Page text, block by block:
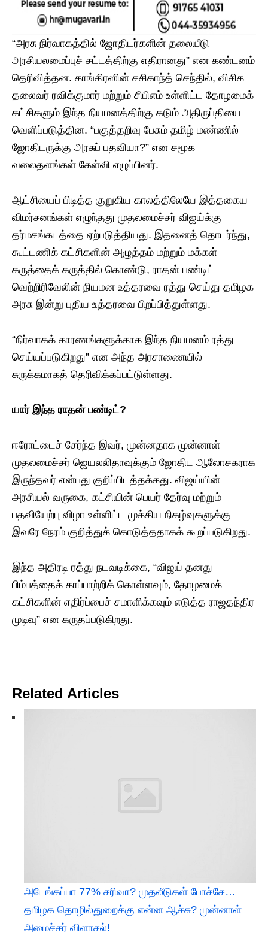
“அரசு நிர்வாகத்தில் ஜோதிடர்களின் தலையீடு
அரசியலமைப்புச் சட்டத்திற்கு எதிரானது” என கண்டனம்
தெரிவித்தன. காங்கிரஸின் சசிகாந்த் செந்தில், விசிக
தலைவர் ரவிக்குமார் மற்றும் சிபிஎம் உள்ளிட்ட தோழமைக்
கட்சிகளும் இந்த நியமனத்திற்கு கடும் அதிருப்தியை
வெளிப்படுத்தின. “பகுத்தறிவு பேசும் தமிழ் மண்ணில்
ஜோதிடருக்கு அரசுப் பதவியா?” என சமூக
வலைதளங்கள் கேள்வி எழுப்பினர்.
ஆட்சியைப் பிடித்த குறுகிய காலத்திலேயே இத்தகைய
விமர்சனங்கள் எழுந்தது முதலமைச்சர் விஜய்க்கு
தர்மசங்கடத்தை ஏற்படுத்தியது. இதனைத் தொடர்ந்து,
கூட்டணிக் கட்சிகளின் அழுத்தம் மற்றும் மக்கள்
கருத்தைக் கருத்தில் கொண்டு, ராதன் பண்டிட்
வெற்றிரிவேலின் நியமன உத்தரவை ரத்து செய்து தமிழக
அரசு இன்று புதிய உத்தரவை பிறப்பித்துள்ளது.
“நிர்வாகக் காரணங்களுக்காக இந்த நியமனம் ரத்து
செய்யப்படுகிறது” என அந்த அரசாணையில்
சுருக்கமாகத் தெரிவிக்கப்பட்டுள்ளது.
யார் இந்த ராதன் பண்டிட்?
ஈரோட்டைச் சேர்ந்த இவர், முன்னதாக முன்னாள்
முதலமைச்சர் ஜெயலலிதாவுக்கும் ஜோதிட ஆலோசகராக
இருந்தவர் என்பது குறிப்பிடத்தக்கது. விஜய்யின்
அரசியல் வருகை, கட்சியின் பெயர் தேர்வு மற்றும்
பதவியேற்பு விழா உள்ளிட்ட முக்கிய நிகழ்வுகளுக்கு
இவரே நேரம் குறித்துக் கொடுத்ததாகக் கூறப்படுகிறது.
இந்த அதிரடி ரத்து நடவடிக்கை, “விஜய் தனது
பிம்பத்தைக் காப்பாற்றிக் கொள்ளவும், தோழமைக்
கட்சிகளின் எதிர்ப்பைச் சமாளிக்கவும் எடுத்த ராஜதந்திர
முடிவு” என கருதப்படுகிறது.
Related Articles
அடேங்கப்பா 77% சரிவா? முதலீடுகள் போச்சே…
தமிழக தொழில்துறைக்கு என்ன ஆச்சு? முன்னாள்
அமைச்சர் விளாசல்!